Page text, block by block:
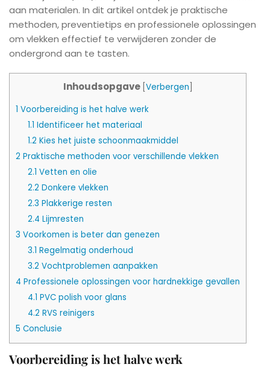
aan materialen. In dit artikel ontdek je praktische
methoden, preventietips en professionele oplossingen
om vlekken effectief te verwijderen zonder de
ondergrond aan te tasten.
Inhoudsopgave Verbergen
1 Voorbereiding is het halve werk
1.1 Identificeer het materiaal
1.2 Kies het juiste schoonmaakmiddel
2 Praktische methoden voor verschillende vlekken
2.1 Vetten en olie
2.2 Donkere vlekken
2.3 Plakkerige resten
2.4 Lijmresten
3 Voorkomen is beter dan genezen
3.1 Regelmatig onderhoud
3.2 Vochtproblemen aanpakken
4 Professionele oplossingen voor hardnekkige gevallen
4.1 PVC polish voor glans
4.2 RVS reinigers
5 Conclusie
Voorbereiding is het halve werk